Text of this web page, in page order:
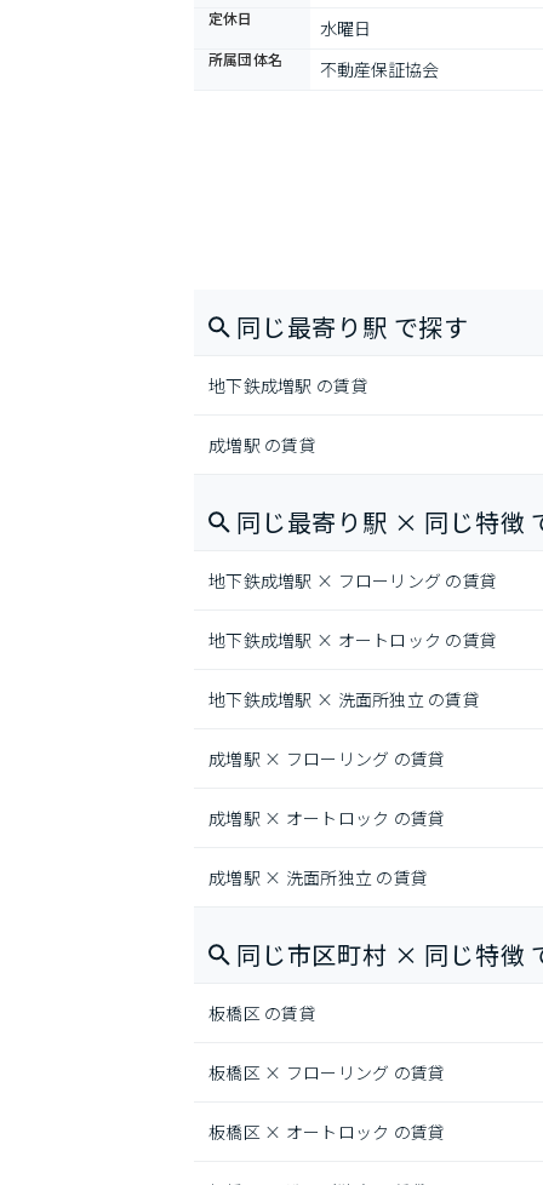
定休日 水曜日
所属団体名 不動産保証協会
同じ最寄り駅 で探す
地下鉄成増駅 の賃貸
成増駅 の賃貸
同じ最寄り駅 × 同じ特徴
地下鉄成増駅 × フローリング の賃貸
地下鉄成増駅 × オートロック の賃貸
地下鉄成増駅 × 洗面所独立 の賃貸
成増駅 × フローリング の賃貸
成増駅 × オートロック の賃貸
成増駅 × 洗面所独立 の賃貸
同じ市区町村 × 同じ特徴
板橋区 の賃貸
板橋区 × フローリング の賃貸
板橋区 × オートロック の賃貸